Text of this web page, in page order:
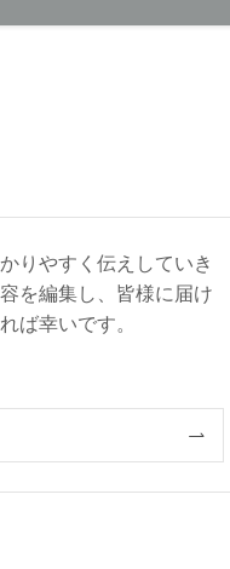
りやすく伝えしていき
を編集し、皆様に届け
ば幸いです。